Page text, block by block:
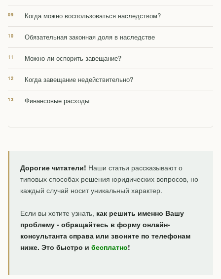
Когда можно воспользоваться наследством?
Обязательная законная доля в наследстве
Можно ли оспорить завещание?
Когда завещание недействительно?
Финансовые расходы
Дорогие читатели! Наши статьи рассказывают о
типовых способах решения юридических вопросов, но
каждый случай носит уникальный характер.
Если вы хотите узнать, как решить именно Вашу
проблему - обращайтесь в форму онлайн-
консультанта справа или звоните по телефонам
ниже. Это быстро и бесплатно!